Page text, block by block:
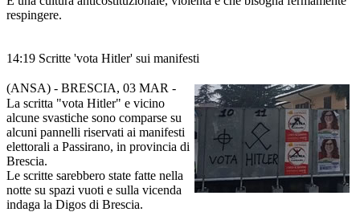
respingere.
14:19 Scritte 'vota Hitler' sui manifesti
(ANSA) - BRESCIA, 03 MAR -
La scritta "vota Hitler" e vicino
alcune svastiche sono comparse su
alcuni pannelli riservati ai manifesti
elettorali a Passirano, in provincia di
Brescia.
Le scritte sarebbero state fatte nella
notte su spazi vuoti e sulla vicenda
indaga la Digos di Brescia.